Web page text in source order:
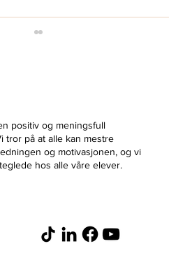
med P-matte?
positiv og meningsfull
tror på at alle kan mestre
og motivasjonen, og vi
hos alle våre elever.